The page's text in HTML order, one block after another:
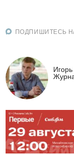
ПОДПИШИТЕСЬ